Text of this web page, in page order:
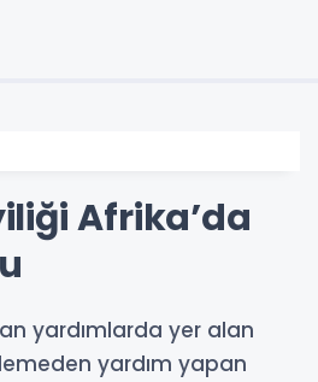
Afrika’da
yardımlarda yer alan
yardım yapan